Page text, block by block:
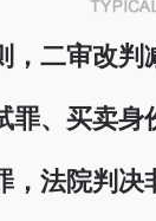
，二审改
罪、买卖身
，法院判决